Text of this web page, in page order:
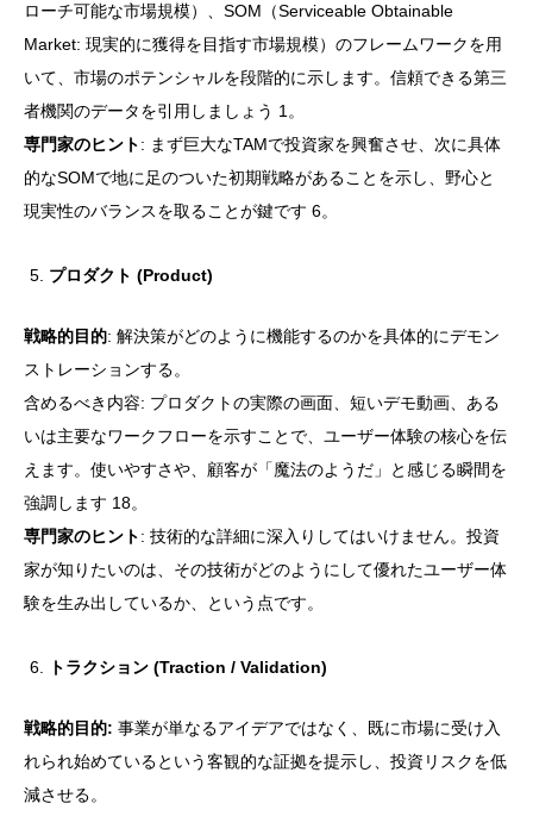
ローチ可能な市場規模）、SOM（Serviceable Obtainable
Market: 現実的に獲得を目指す市場規模）のフレームワークを用
いて、市場のポテンシャルを段階的に示します。信頼できる第三
者機関のデータを引用しましょう 1。
専門家のヒント: まず巨大なTAMで投資家を興奮させ、次に具体
的なSOMで地に足のついた初期戦略があることを示し、野心と
現実性のバランスを取ることが鍵です 6。
プロダクト (Product)
戦略的目的: 解決策がどのように機能するのかを具体的にデモン
ストレーションする。
含めるべき内容: プロダクトの実際の画面、短いデモ動画、ある
いは主要なワークフローを示すことで、ユーザー体験の核心を伝
えます。使いやすさや、顧客が「魔法のようだ」と感じる瞬間を
強調します 18。
専門家のヒント: 技術的な詳細に深入りしてはいけません。投資
家が知りたいのは、その技術がどのようにして優れたユーザー体
験を生み出しているか、という点です。
トラクション (Traction / Validation)
戦略的目的: 事業が単なるアイデアではなく、既に市場に受け入
れられ始めているという客観的な証拠を提示し、投資リスクを低
減させる。